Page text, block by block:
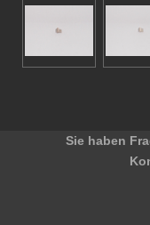
Sie haben